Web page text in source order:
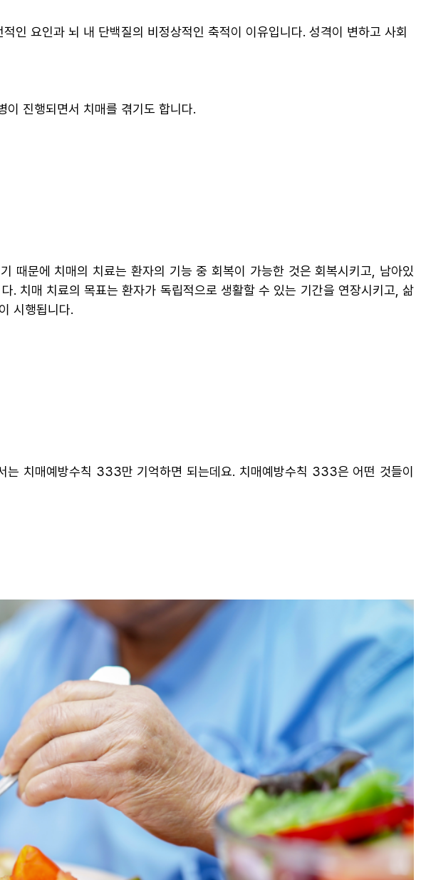
인 요인과 뇌 내 단백질의 비정상적인 축적이 이유입니다. 성격이 변하고 사회
이 진행되면서 치매를 겪기도 합니다.
때문에 치매의 치료는 환자의 기능 중 회복이 가능한 것은 회복시키고, 남아있
. 치매 치료의 목표는 환자가 독립적으로 생활할 수 있는 기간을 연장시키고, 삶
시행됩니다.
는 치매예방수칙 333만 기억하면 되는데요. 치매예방수칙 333은 어떤 것들이